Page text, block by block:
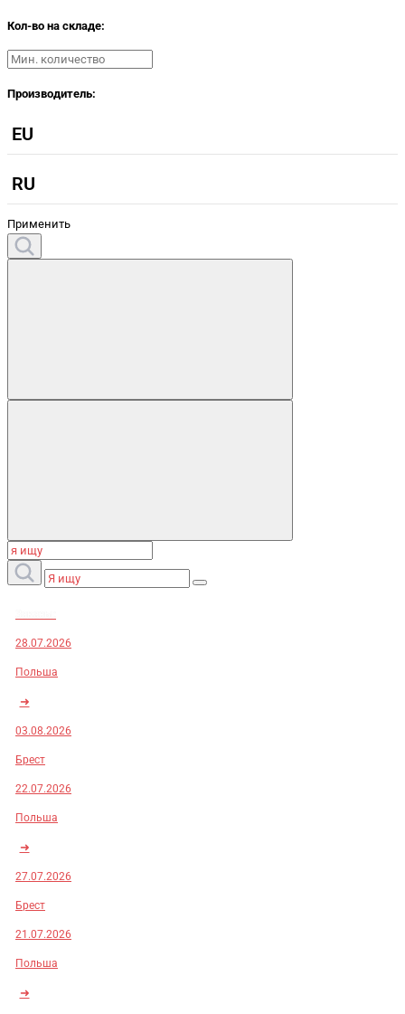
Кол-во на складе:
Производитель:
EU
RU
Применить
28.07.2026
Польша
➜
03.08.2026
Брест
22.07.2026
Польша
➜
27.07.2026
Брест
21.07.2026
Польша
➜